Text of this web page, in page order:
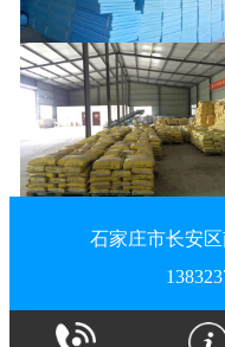
石家庄市长安